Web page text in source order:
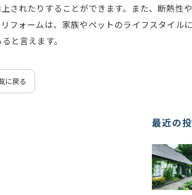
されたりすることができます。また、断熱性
フォームは、家族やペットのライフスタイル
と言えます。
に戻る
最近の